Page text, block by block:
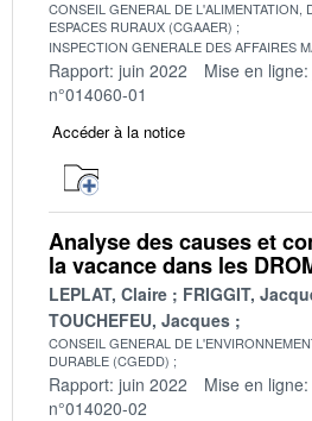
CONSEIL GENERAL DE L'ALIMENTATION,
ESPACES RURAUX (CGAAER)
INSPECTION GENERALE DES AFFAIRES
Rapport: juin 2022 Mise en
n°014060-01
Accéder à la notice
Analyse des causes et
la vacance dans les
LEPLAT, Claire
FRIGGIT,
TOUCHEFEU, Jacques
CONSEIL GENERAL DE
DURABLE (CGEDD)
Rapport: juin 2022 Mise en
n°014020-02